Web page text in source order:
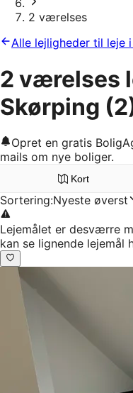
2 værelses
Alle lejligheder til leje
2 værelses
Skørping
Opret en gratis
mails om nye boliger.
Kort
Sortering:Nyeste øverst
Lejemålet er desværre
kan se lignende lejemål